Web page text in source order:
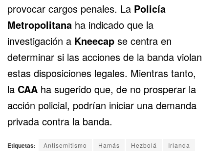
provocar cargos penales. La Policía
Metropolitana ha indicado que la
investigación a Kneecap se centra en
determinar si las acciones de la banda violan
estas disposiciones legales. Mientras tanto,
la CAA ha sugerido que, de no prosperar la
acción policial, podrían iniciar una demanda
privada contra la banda.
Etiquetas: Antisemitismo Hamás Hezbolá Irlanda